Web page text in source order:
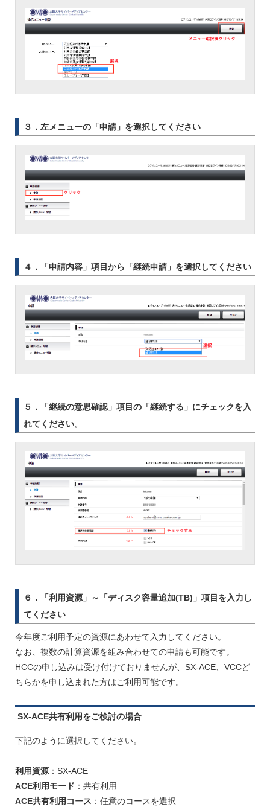
３．左メニューの「申請」を選択してください
４．「申請内容」項目から「継続申請」を選択してください
５．「継続の意思確認」項目の「継続する」にチェックを入
れてください。
６．「利用資源」～「ディスク容量追加(TB)」項目を入力し
てください
今年度ご利用予定の資源にあわせて入力してください。
なお、複数の計算資源を組み合わせての申請も可能です。
HCCの申し込みは受け付けておりませんが、SX-ACE、VCCど
ちらかを申し込まれた方はご利用可能です。
SX-ACE共有利用をご検討の場合
下記のように選択してください。
利用資源：SX-ACE
ACE利用モード ：共有利用
ACE共有利用コース ：任意のコースを選択